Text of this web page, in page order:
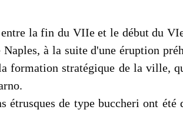
la fin du VIIe et le début du
à la suite d'une éruption
formation stratégique de la ville,
étrusques de type buccheri ont